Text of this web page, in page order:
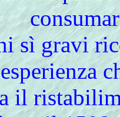
sì gravi
il